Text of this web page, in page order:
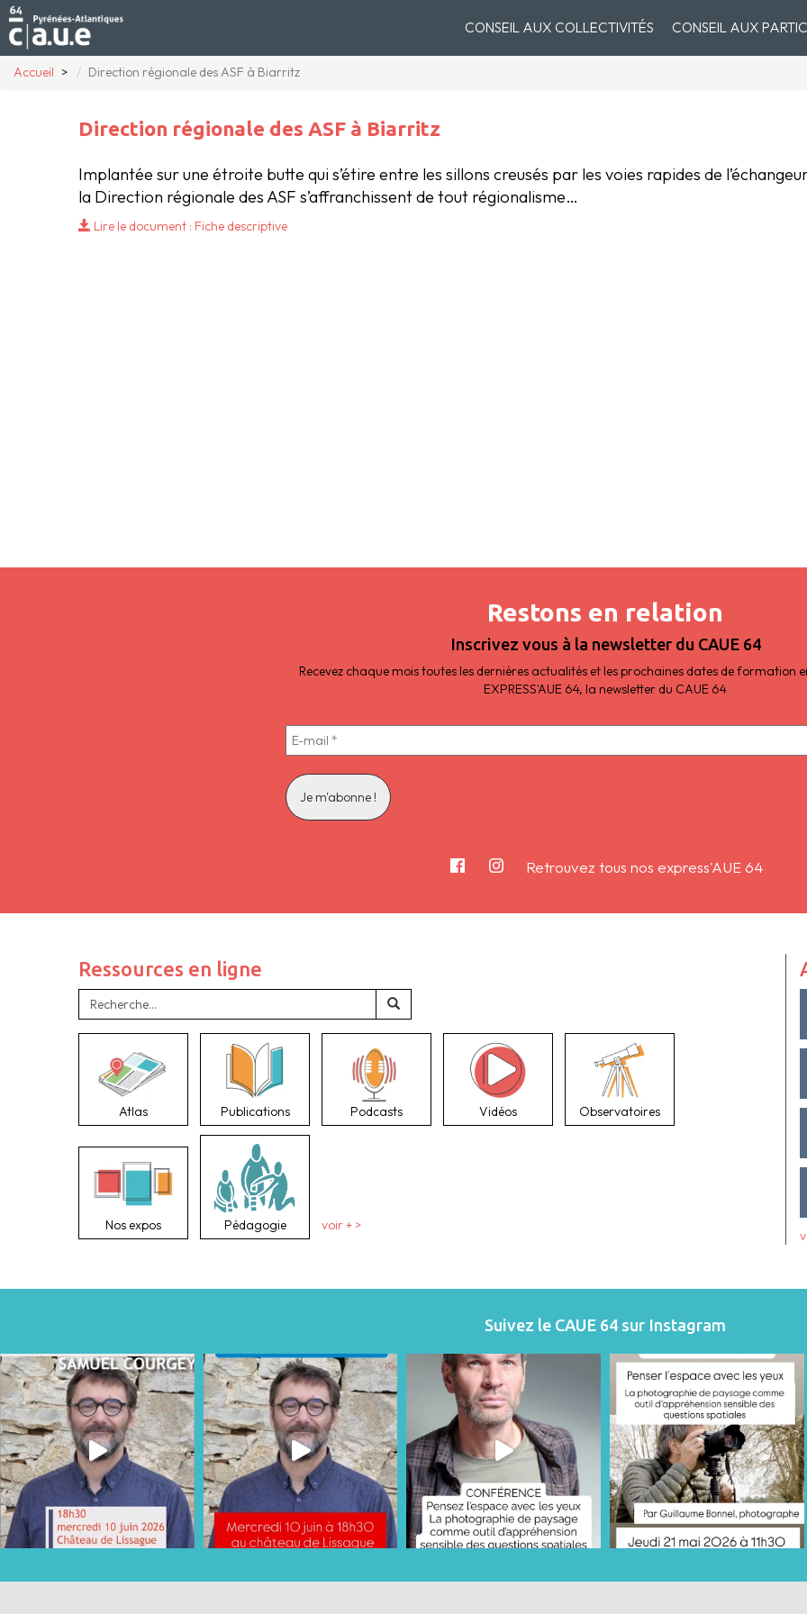
CONSEIL AUX COLLECTIVITÉS CONSEIL AUX
Accueil Direction régionale des ASF à Biarritz
Direction régionale des ASF à Biarritz
Implantée sur une étroite butte qui s’étire entre les sillons creusés par les voies rapides de
la Direction régionale des ASF s’affranchissent de tout régionalisme…
Lire le document : Fiche descriptive
Restons en relation
Inscrivez vous à la newsletter du CAUE 64
Recevez chaque mois toutes les dernières actualités et les prochaines dates de formation
EXPRESS'AUE 64, la newsletter du CAUE 64
Retrouvez tous nos express'AUE 64
Ressources en ligne
Atlas Publications Podcasts Vidéos Observatoires
Nos expos Pédagogie voir + >
Suivez le CAUE 64 sur Instagram